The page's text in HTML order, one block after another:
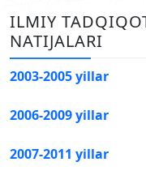
ILMIY
NATIJALARI
2003-2005 yillar
2006-2009 yillar
2007-2011 yillar